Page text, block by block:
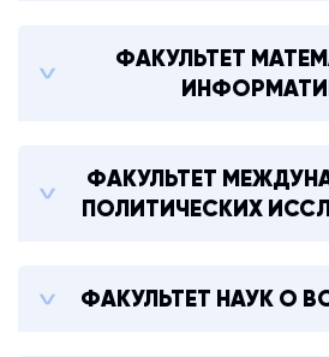
ФАКУЛЬТЕТ
ФАКУЛЬТЕТ
ПОЛИТИЧЕСКИХ
ФАКУЛЬТЕТ НАУК О